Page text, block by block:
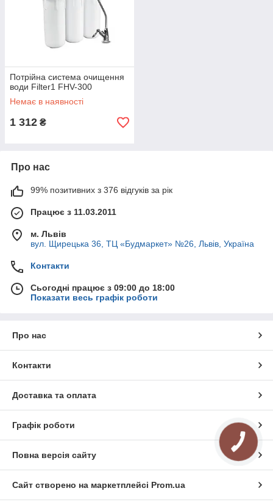
Потрійна система очищення
води Filter1 FHV-300
Немає в наявності
1 312 ₴
Про нас
99% позитивних з 376 відгуків за рік
Працює з 11.03.2011
м. Львів
вул. Щирецька 36, ТЦ «Будмаркет» №26, Львів, Україна
Контакти
Сьогодні працює з 09:00 до 18:00
Показати весь графік роботи
Про нас
Контакти
Доставка та оплата
Графік роботи
Повна версія сайту
Сайт створено на маркетплейсі Prom.ua
КНОПКА
ЗВ'ЯЗКУ